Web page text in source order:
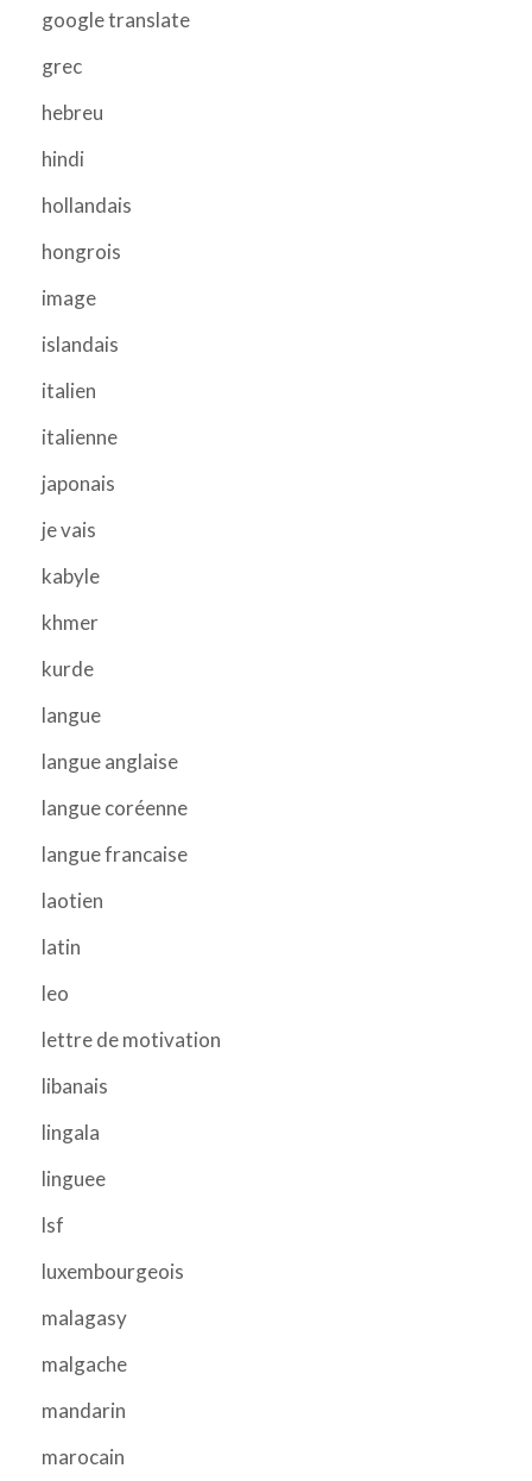
google translate
grec
hebreu
hindi
hollandais
hongrois
image
islandais
italien
italienne
japonais
je vais
kabyle
khmer
kurde
langue
langue anglaise
langue coréenne
langue francaise
laotien
latin
leo
lettre de motivation
libanais
lingala
linguee
lsf
luxembourgeois
malagasy
malgache
mandarin
marocain